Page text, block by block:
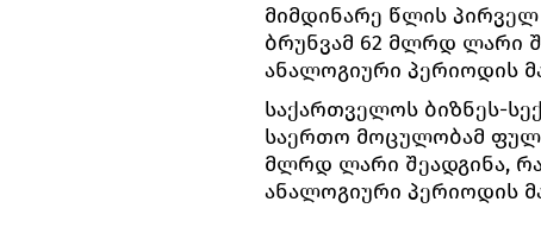
მიმდინარე წლის
ბრუნვამ 62 მლრდ ლარი
ანალოგიური პერიოდის
საქართველოს ბიზნეს-
საერთო მოცულობამ
მლრდ ლარი შეადგინა,
ანალოგიური პერიოდის